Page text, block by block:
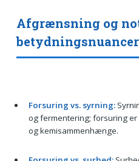
Afgrænsning og
betydningsnuancer
Forsuring vs. syrning:
og fermentering; forsuring
og kemisammenhænge.